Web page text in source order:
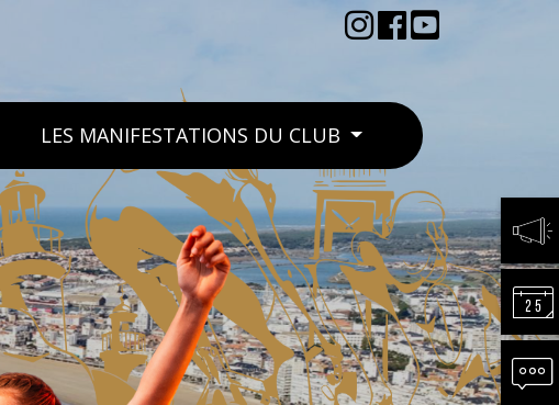
LES MANIFESTATIONS DU CLUB